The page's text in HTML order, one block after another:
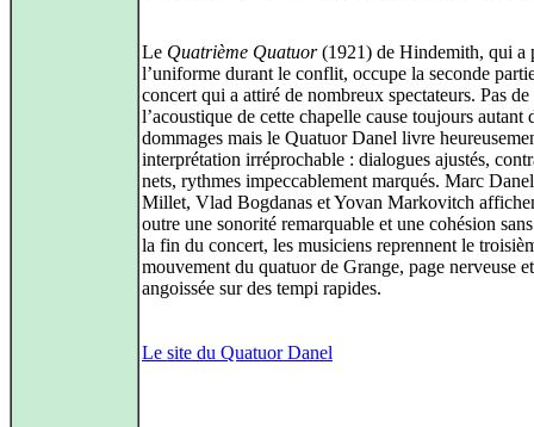
Le Quatrième Quatuor(1921) de Hindemith, qui a
l’uniforme durant le conflit, occupe la seconde
concert qui a attiré de nombreux spectateurs. Pas
l’acoustique de cette chapelle cause toujours autant
dommages mais le Quatuor Danel livre
interprétation irréprochable : dialogues ajustés,
nets, rythmes impeccablement marqués. Marc
Millet, Vlad Bogdanas et Yovan Markovitch
outre une sonorité remarquable et une cohésion
la fin du concert, les musiciens reprennent le
mouvement du quatuor de Grange, page nerveuse et
angoissée sur des tempi rapides.
Le site du Quatuor Danel